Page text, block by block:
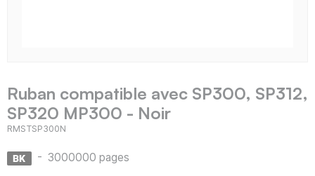
Ruban compatible avec SP300, SP312,
SP320 MP300 - Noir
RMSTSP300N
- 3000000 pages